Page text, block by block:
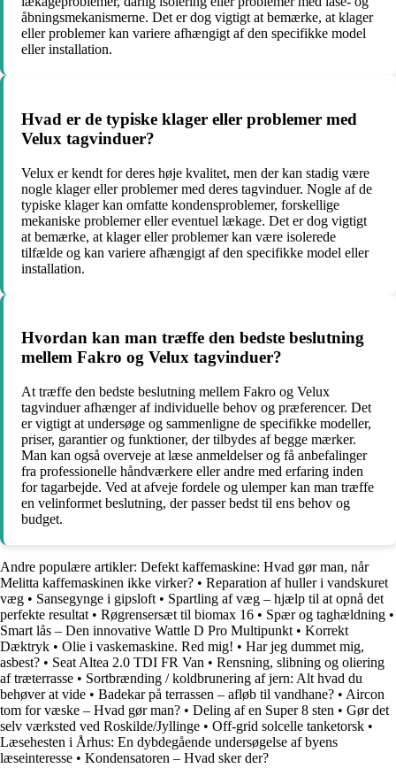
åbningsmekanismerne. Det er dog vigtigt at bemærke, at klager
eller problemer kan variere afhængigt af den specifikke model
eller installation.
Hvad er de typiske klager eller problemer med
Velux tagvinduer?
Velux er kendt for deres høje kvalitet, men der kan stadig være
nogle klager eller problemer med deres tagvinduer. Nogle af de
typiske klager kan omfatte kondensproblemer, forskellige
mekaniske problemer eller eventuel lækage. Det er dog vigtigt
at bemærke, at klager eller problemer kan være isolerede
tilfælde og kan variere afhængigt af den specifikke model eller
installation.
Hvordan kan man træffe den bedste beslutning
mellem Fakro og Velux tagvinduer?
At træffe den bedste beslutning mellem Fakro og Velux
tagvinduer afhænger af individuelle behov og præferencer. Det
er vigtigt at undersøge og sammenligne de specifikke modeller,
priser, garantier og funktioner, der tilbydes af begge mærker.
Man kan også overveje at læse anmeldelser og få anbefalinger
fra professionelle håndværkere eller andre med erfaring inden
for tagarbejde. Ved at afveje fordele og ulemper kan man træffe
en velinformet beslutning, der passer bedst til ens behov og
budget.
Andre populære artikler: Defekt kaffemaskine: Hvad gør man, når
Melitta kaffemaskinen ikke virker? • Reparation af huller i vandskuret
væg • Sansegynge i gipsloft • Spartling af væg – hjælp til at opnå det
perfekte resultat • Røgrensersæt til biomax 16 • Spær og taghældning •
Smart lås – Den innovative Wattle D Pro Multipunkt • Korrekt
Dæktryk • Olie i vaskemaskine. Red mig! • Har jeg dummet mig,
asbest? • Seat Altea 2.0 TDI FR Van • Rensning, slibning og oliering
af træterrasse • Sortbrænding / koldbrunering af jern: Alt hvad du
behøver at vide • Badekar på terrassen – afløb til vandhane? • Aircon
tom for væske – Hvad gør man? • Deling af en Super 8 sten • Gør det
selv værksted ved Roskilde/Jyllinge • Off-grid solcelle tanketorsk •
Læsehesten i Århus: En dybdegående undersøgelse af byens
læseinteresse • Kondensatoren – Hvad sker der?